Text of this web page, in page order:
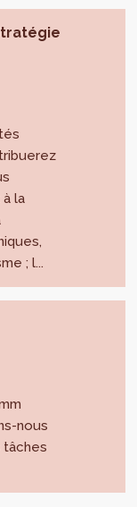
la
; l...
nous
tâches